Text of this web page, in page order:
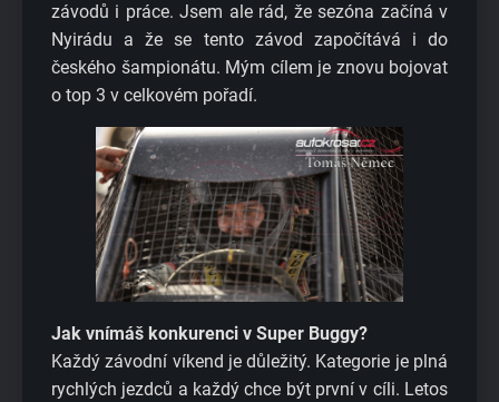
závodů i práce. Jsem ale rád, že sezóna začíná v
Nyirádu a že se tento závod započítává i do
českého šampionátu. Mým cílem je znovu bojovat
o top 3 v celkovém pořadí.
Jak vnímáš konkurenci v Super Buggy?
Každý závodní víkend je důležitý. Kategorie je plná
rychlých jezdců a každý chce být první v cíli. Letos